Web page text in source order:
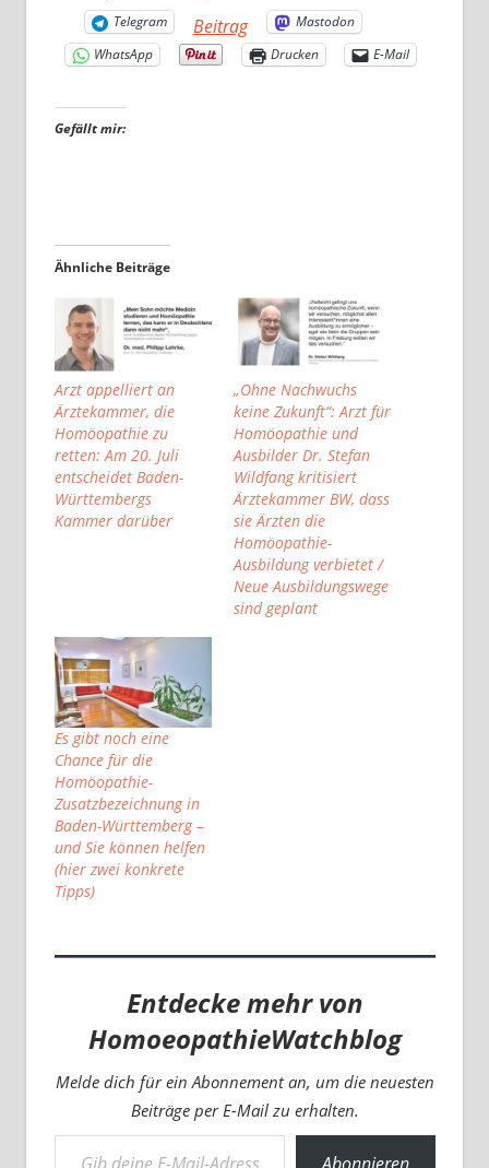
Telegram
Beitrag
Mastodon
WhatsApp
Drucken E-Mail
Gefällt mir:
Ähnliche Beiträge
Arzt appelliert an
Ärztekammer, die
Homöopathie zu
retten: Am 20. Juli
entscheidet Baden-
Württembergs
Kammer darüber
„Ohne Nachwuchs
keine Zukunft“: Arzt für
Homöopathie und
Ausbilder Dr. Stefan
Wildfang kritisiert
Ärztekammer BW, dass
sie Ärzten die
Homöopathie-
Ausbildung verbietet /
Neue Ausbildungswege
sind geplant
Es gibt noch eine
Chance für die
Homöopathie-
Zusatzbezeichnung in
Baden-Württemberg –
und Sie können helfen
(hier zwei konkrete
Tipps)
Entdecke mehr von
HomoeopathieWatchblog
Melde dich für ein Abonnement an, um die neuesten
Beiträge per E-Mail zu erhalten.
Gib deine E-Mail-Adresse ein ...